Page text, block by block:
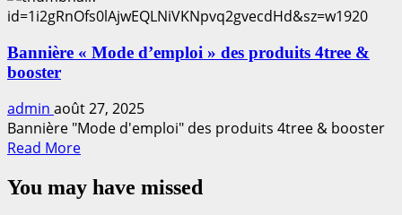
pulvériser
4Tree
pour
un
optimal?
Manuel
de
Bannière « Mode d’emploi » des produits 4tree &
booster
admin août 27, 2025
Bannière "Mode d'emploi" des produits 4tree & booster
Read MoreRead
about
You may have missed